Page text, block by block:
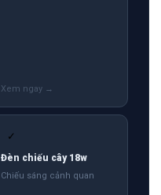
✓
Đèn chiếu cây 18w
Chiếu sáng cảnh quan